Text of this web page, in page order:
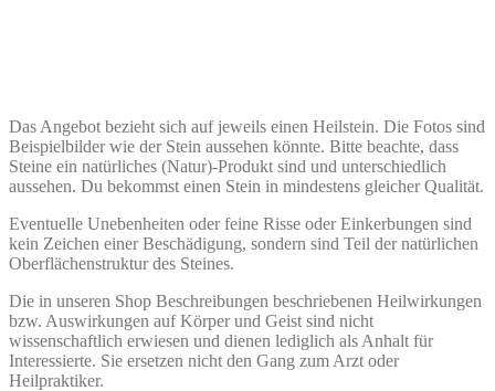
Das Angebot bezieht sich auf jeweils einen Heilstein. Die Fotos sind
Beispielbilder wie der Stein aussehen könnte. Bitte beachte, dass
Steine ein natürliches (Natur)-Produkt sind und unterschiedlich
aussehen. Du bekommst einen Stein in mindestens gleicher Qualität.
Eventuelle Unebenheiten oder feine Risse oder Einkerbungen sind
kein Zeichen einer Beschädigung, sondern sind Teil der natürlichen
Oberflächenstruktur des Steines.
Die in unseren Shop Beschreibungen beschriebenen Heilwirkungen
bzw. Auswirkungen auf Körper und Geist sind nicht
wissenschaftlich erwiesen und dienen lediglich als Anhalt für
Interessierte. Sie ersetzen nicht den Gang zum Arzt oder
Heilpraktiker.